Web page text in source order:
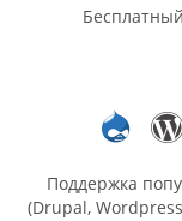
Поддержка
(Drupal,